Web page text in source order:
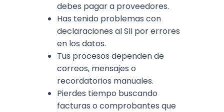
debes pagar a proveedores.
Has tenido problemas con
declaraciones al SII por errores
en los datos.
Tus procesos dependen de
correos, mensajes o
recordatorios manuales.
Pierdes tiempo buscando
facturas o comprobantes que